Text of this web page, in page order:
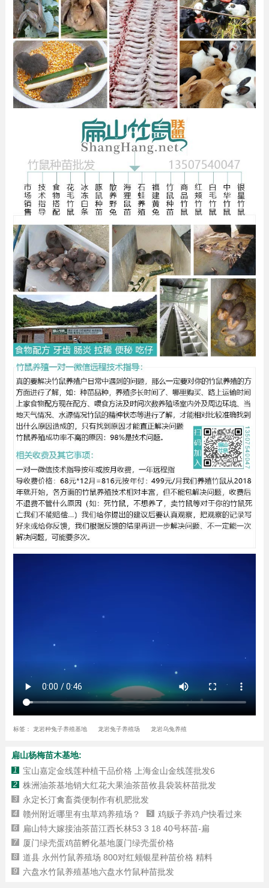
标签： 龙岩种兔子养殖基地 龙岩兔子养殖场 龙岩乌兔养殖
扁山杨梅苗木基地:
1 宝山嘉定金线莲种植干品价格 上海金山金线莲批发6
2 株洲油茶基地销大红花大果油茶苗攸县袋装杯苗批发
3 永定长汀禽畜粪便制作有机肥批发
4 赣州附近哪里有虫草鸡养殖场？ 5 鸡贩子养鸡户快看过来
6 扁山特大嫁接油茶苗江西长林53 3 18 40号杯苗-扁
7 厦门绿壳蛋鸡苗孵化基地厦门绿壳蛋价格
8 道县 永州竹鼠养殖场 800对红颊银星种苗价格 精料
9 六盘水竹鼠养殖基地六盘水竹鼠种苗批发